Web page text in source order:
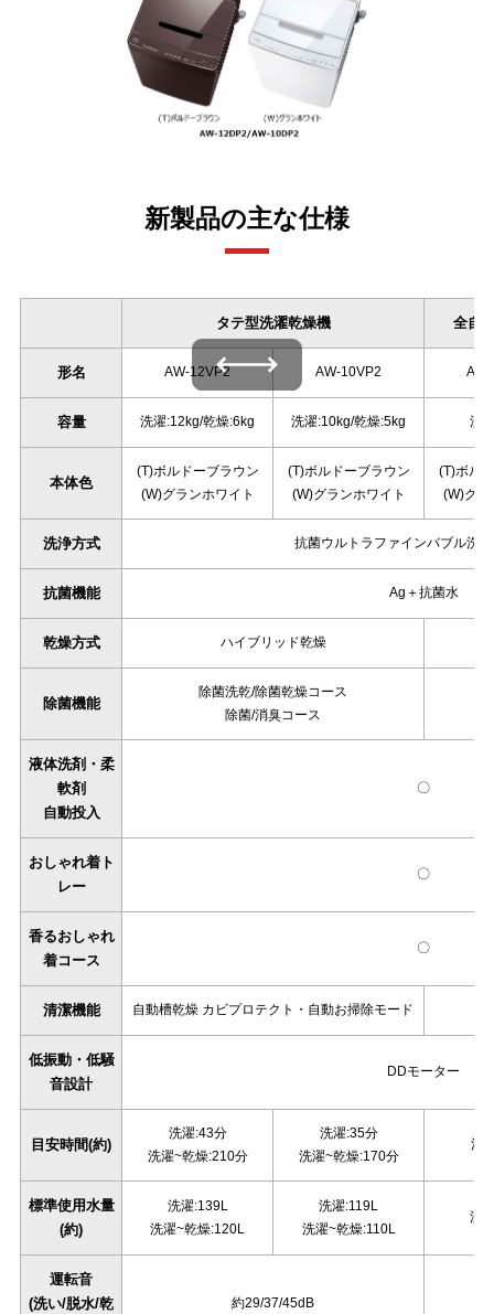
新製品の主な仕様
タテ型洗濯乾燥機 全自
形名 AW-12VP2 AW-10VP2
容量 洗濯:12kg/乾燥:6kg 洗濯:10kg/乾燥:5kg 洗
本体色
(T)ボルドーブラウン
(W)グランホワイト
(T)ボルドーブラウン
(W)グランホワイト
(T)ボル
(W)グラ
洗浄方式 抗菌ウルトラファインバブル洗
抗菌機能 Ag＋抗菌水
乾燥方式 ハイブリッド乾燥
除菌機能
除菌洗乾/除菌乾燥コース
除菌/消臭コース
液体洗剤・柔
軟剤
自動投入
〇
おしゃれ着ト
レー
〇
香るおしゃれ
着コース
〇
清潔機能 自動槽乾燥 カビプロテクト・自動お掃除モード
低振動・低騒
音設計
DDモーター
目安時間(約)
洗濯:43分
洗濯~乾燥:210分
洗濯:35分
洗濯~乾燥:170分
洗
標準使用水量
(約)
洗濯:139L
洗濯~乾燥:120L
洗濯:119L
洗濯~乾燥:110L
洗
運転音
(洗い/脱水/乾
約29/37/45dB